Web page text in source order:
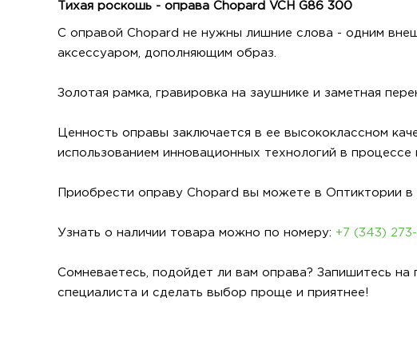
Тихая роскошь - оправа Chopard VCH G86 300
С оправой Chopard не нужны лишние слова - одним
аксессуаром, дополняющим образ.
Золотая рамка, гравировка на заушнике и заметная
Ценность оправы заключается в ее высококлассном
использованием инновационных технологий в процессе
Приобрести оправу Chopard вы можете в Оптиктории
Узнать о наличии товара можно по номеру: +7 (343)
Сомневаетесь, подойдет ли вам оправа? Запишитесь
специалиста и сделать выбор проще и приятнее!